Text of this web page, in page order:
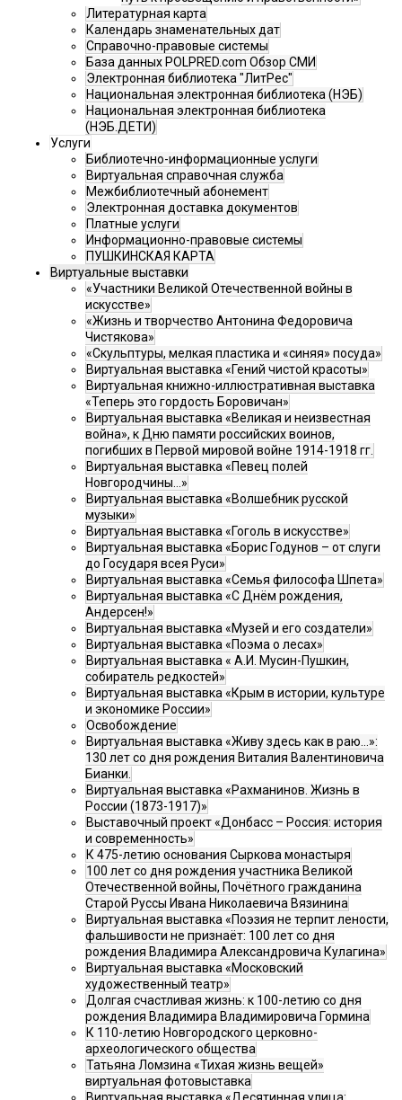
Литературная карта
Календарь знаменательных дат
Справочно-правовые системы
База данных POLPRED.com Обзор СМИ
Электронная библиотека "ЛитРес"
Национальная электронная библиотека (НЭБ)
Национальная электронная библиотека
(НЭБ.ДЕТИ)
Услуги
Библиотечно-информационные услуги
Виртуальная справочная служба
Межбиблиотечный абонемент
Электронная доставка документов
Платные услуги
Информационно-правовые системы
ПУШКИНСКАЯ КАРТА
Виртуальные выставки
«Участники Великой Отечественной войны в
искусстве»
«Жизнь и творчество Антонина Федоровича
Чистякова»
«Скульптуры, мелкая пластика и «синяя» посуда»
Виртуальная выставка «Гений чистой красоты»
Виртуальная книжно-иллюстративная выставка
«Теперь это гордость Боровичан»
Виртуальная выставка «Великая и неизвестная
война», к Дню памяти российских воинов,
погибших в Первой мировой войне 1914-1918 гг.
Виртуальная выставка «Певец полей
Новгородчины…»
Виртуальная выставка «Волшебник русской
музыки»
Виртуальная выставка «Гоголь в искусстве»
Виртуальная выставка «Борис Годунов – от слуги
до Государя всея Руси»
Виртуальная выставка «Семья философа Шпета»
Виртуальная выставка «С Днём рождения,
Андерсен!»
Виртуальная выставка «Музей и его создатели»
Виртуальная выставка «Поэма о лесах»
Виртуальная выставка « А.И. Мусин-Пушкин,
собиратель редкостей»
Виртуальная выставка «Крым в истории, культуре
и экономике России»
Освобождение
Виртуальная выставка «Живу здесь как в раю…»:
130 лет со дня рождения Виталия Валентиновича
Бианки.
Виртуальная выставка «Рахманинов. Жизнь в
России (1873-1917)»
Выставочный проект «Донбасс – Россия: история
и современность»
К 475-летию основания Сыркова монастыря
100 лет со дня рождения участника Великой
Отечественной войны, Почётного гражданина
Старой Руссы Ивана Николаевича Вязинина
Виртуальная выставка «Поэзия не терпит лености,
фальшивости не признаёт: 100 лет со дня
рождения Владимира Александровича Кулагина»
Виртуальная выставка «Московский
художественный театр»
Долгая счастливая жизнь: к 100-летию со дня
рождения Владимира Владимировича Гормина
К 110-летию Новгородского церковно-
археологического общества
Татьяна Ломзина «Тихая жизнь вещей»
виртуальная фотовыставка